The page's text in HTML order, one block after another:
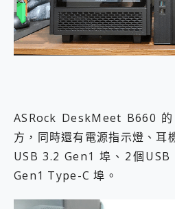
ASRock DeskMeet B660
方，同時還有電源指示燈、耳
USB 3.2 Gen1 埠、2個
Gen1 Type-C 埠。